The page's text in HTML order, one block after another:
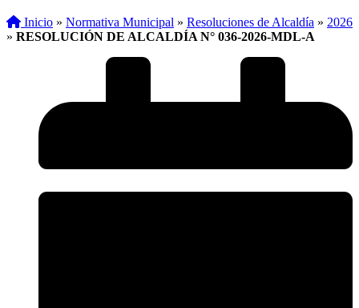
Inicio » Normativa Municipal » Resoluciones de Alcaldía » 2026
» RESOLUCIÓN DE ALCALDÍA N° 036-2026-MDL-A